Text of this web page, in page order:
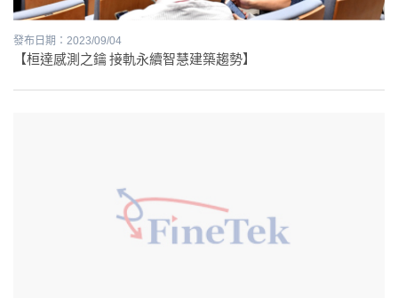
發布日期：2023/09/04
【桓達感測之鑰 接軌永續智慧建築趨勢】